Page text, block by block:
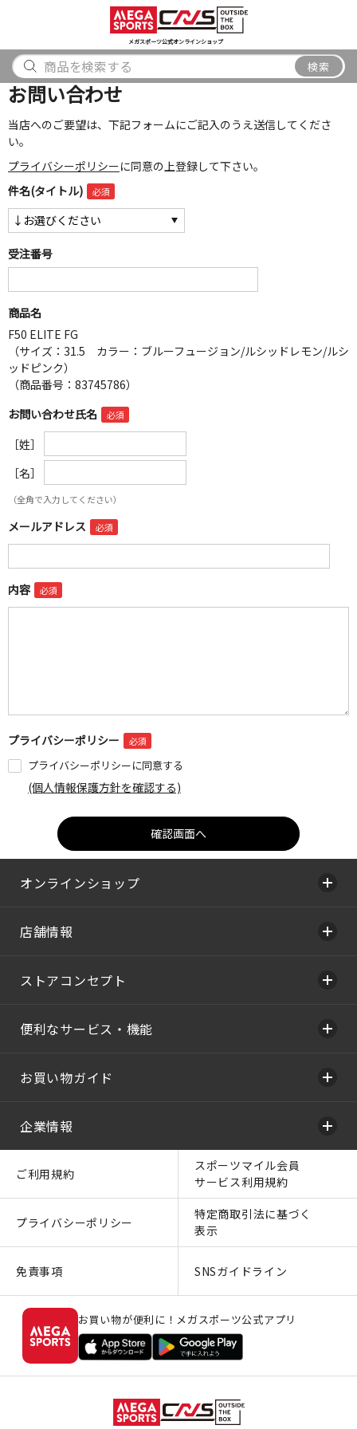
メガスポーツ公式オンラインショップ
検索
アウトドア
から探す
ブランド
から探す
検索
お問い合わせ
当店へのご要望は、下記フォームにご記入のうえ送信してくださ
い。
プライバシーポリシーに同意の上登録して下さい。
件名(タイトル)
受注番号
商品名
F50 ELITE FG
（サイズ：31.5 カラー：ブルーフュージョン/ルシッドレモン/ルシ
ッドピンク）
（商品番号：83745786）
お問い合わせ氏名
［姓］
［名］
（全角で入力してください）
メールアドレス
内容
プライバシーポリシー
プライバシーポリシーに同意する
(個人情報保護方針を確認する)
オンラインショップ
店舗情報
ストアコンセプト
便利なサービス・機能
お買い物ガイド
企業情報
ご利用規約
スポーツマイル会員
サービス利用規約
プライバシーポリシー
特定商取引法に基づく
表示
免責事項 SNSガイドライン
お買い物が便利に！メガスポーツ公式アプリ